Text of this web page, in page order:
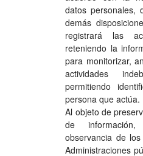
datos personales,
demás
registrará las
reteniendo la
para monitorizar,
actividades
permitiendo
persona que actúa.
Al objeto de
de
observancia de
Administraciones